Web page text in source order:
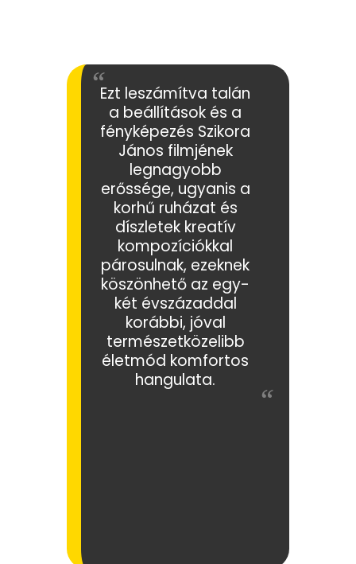
Ezt leszámítva talán
a beállítások és a
fényképezés Szikora
János filmjének
legnagyobb
erőssége, ugyanis a
korhű ruházat és
díszletek kreatív
kompozíciókkal
párosulnak, ezeknek
köszönhető az egy-
két évszázaddal
korábbi, jóval
természetközelibb
életmód komfortos
hangulata.